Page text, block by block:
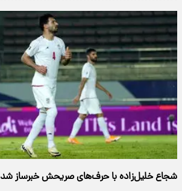
شجاع خلیل‌زاده با حرف‌های صریحش خبرساز شد